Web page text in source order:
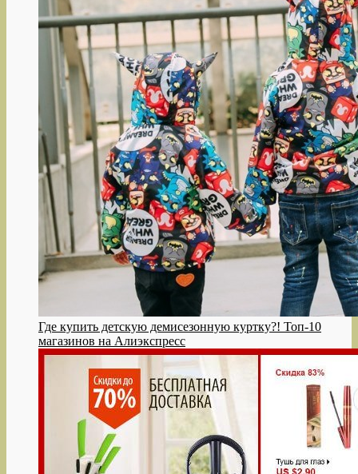
Где купить детскую демисезонную куртку?! Топ-10
магазинов на Алиэкспресс